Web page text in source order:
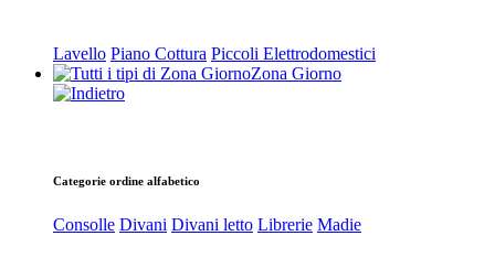
Lavello Piano Cottura Piccoli Elettrodomestici
Zona Giorno
Categorie ordine alfabetico
Consolle Divani Divani letto Librerie Madie